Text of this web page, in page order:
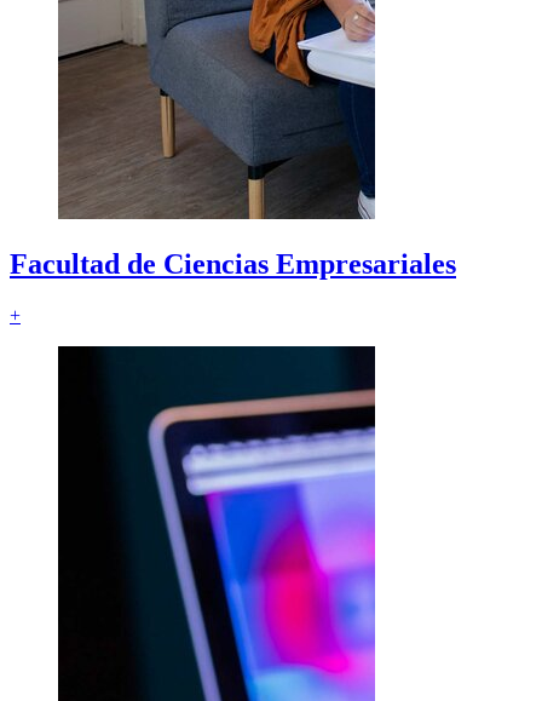
Facultad de Ciencias Empresariales
+